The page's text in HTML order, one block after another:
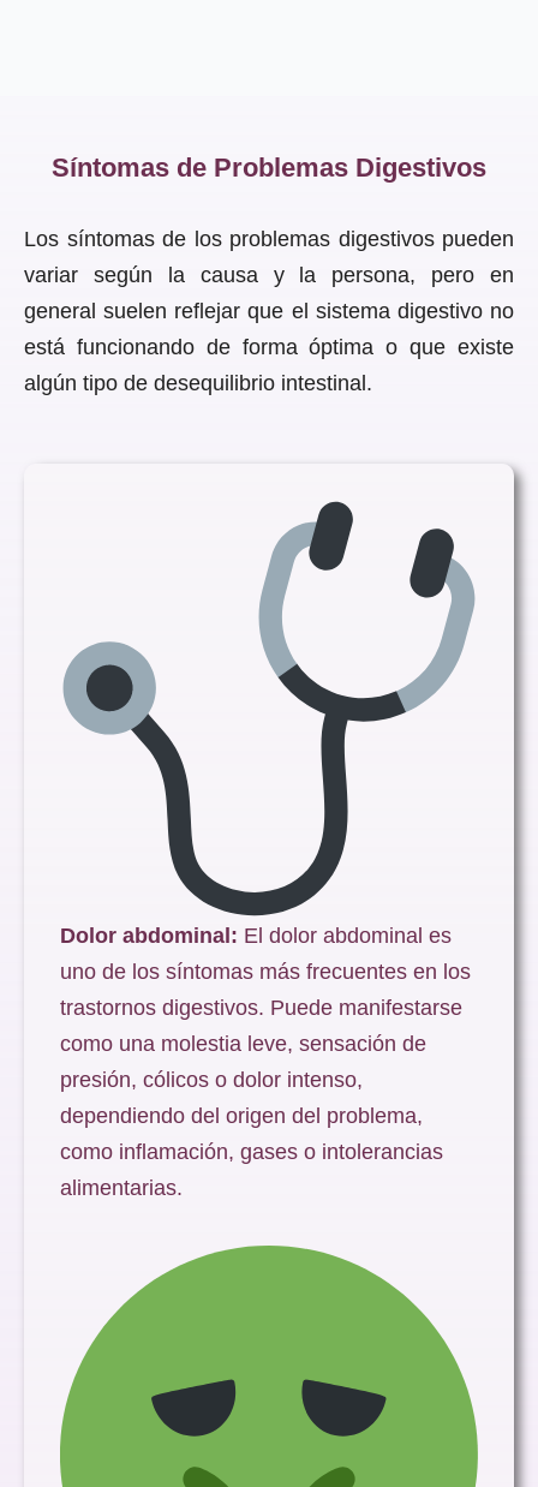
Síntomas de Problemas Digestivos
Los síntomas de los problemas digestivos pueden
variar según la causa y la persona, pero en
general suelen reflejar que el sistema digestivo no
está funcionando de forma óptima o que existe
algún tipo de desequilibrio intestinal.
Dolor abdominal: El dolor abdominal es
uno de los síntomas más frecuentes en los
trastornos digestivos. Puede manifestarse
como una molestia leve, sensación de
presión, cólicos o dolor intenso,
dependiendo del origen del problema,
como inflamación, gases o intolerancias
alimentarias.